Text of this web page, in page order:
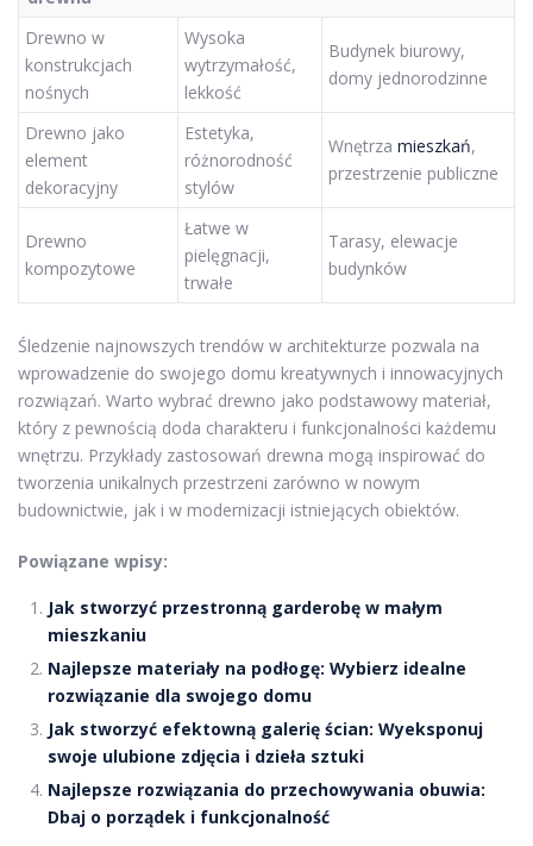
Drewno w
konstrukcjach
nośnych
Wysoka
wytrzymałość,
lekkość
Budynek biurowy,
domy jednorodzinne
Drewno jako
element
dekoracyjny
Estetyka,
różnorodność
stylów
Wnętrza mieszkań,
przestrzenie publiczne
Drewno
kompozytowe
Łatwe w
pielęgnacji,
trwałe
Tarasy, elewacje
budynków
Śledzenie najnowszych trendów w architekturze pozwala na
wprowadzenie do swojego domu kreatywnych i innowacyjnych
rozwiązań. Warto wybrać drewno jako podstawowy materiał,
który z pewnością doda charakteru i funkcjonalności każdemu
wnętrzu. Przykłady zastosowań drewna mogą inspirować do
tworzenia unikalnych przestrzeni zarówno w nowym
budownictwie, jak i w modernizacji istniejących obiektów.
Powiązane wpisy:
Jak stworzyć przestronną garderobę w małym
mieszkaniu
Najlepsze materiały na podłogę: Wybierz idealne
rozwiązanie dla swojego domu
Jak stworzyć efektowną galerię ścian: Wyeksponuj
swoje ulubione zdjęcia i dzieła sztuki
Najlepsze rozwiązania do przechowywania obuwia:
Dbaj o porządek i funkcjonalność